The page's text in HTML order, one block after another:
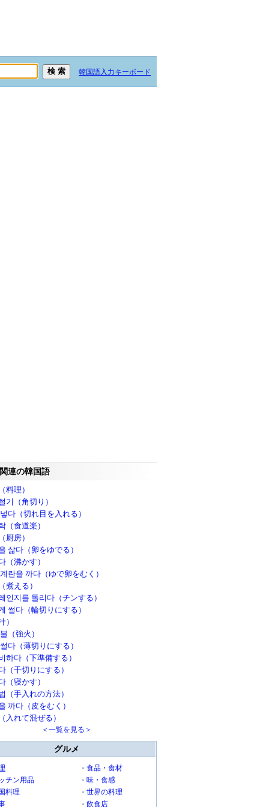
韓国語入力キーボード
連の韓国語
料理）
기（角切り）
다（切れ目を入れる）
（食道楽）
厨房）
삶다（卵をゆでる）
（沸かす）
란을 까다（ゆで卵をむく）
煮える）
인지를 돌리다（チンする）
썰다（輪切りにする）
）
（強火）
다（薄切りにする）
하다（下準備する）
（千切りにする）
（寝かす）
（手入れの方法）
까다（皮をむく）
入れて混ぜる）
＜一覧を見る＞
グルメ
食品・食材
チン用品
味・食感
料理
世界の料理
飲食店